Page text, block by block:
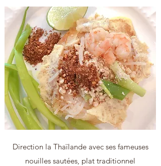
Direction la Thaïlande avec ses fameuses
nouilles sautées, plat traditionnel